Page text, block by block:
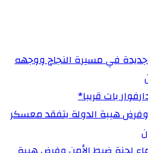
في مسيرة النجاح ووجهه
بات قريبا*
هيبة الدولة يتفقد معسكر